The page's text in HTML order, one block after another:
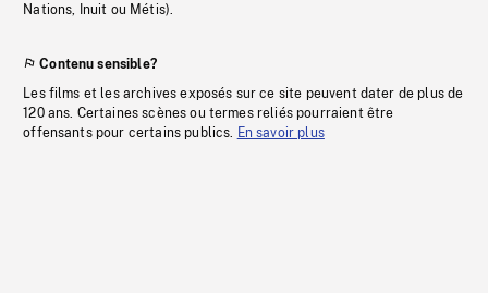
Nations, Inuit ou Métis).
Contenu sensible?
Les films et les archives exposés sur ce site peuvent dater de plus de
120 ans. Certaines scènes ou termes reliés pourraient être
offensants pour certains publics. En savoir plus